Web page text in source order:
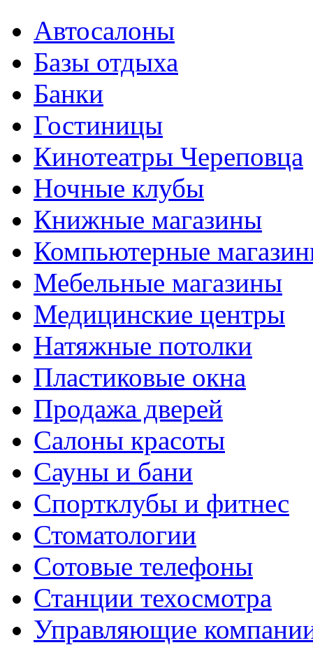
Автосалоны
Базы отдыха
Банки
Гостиницы
Кинотеатры Череповца
Ночные клубы
Книжные магазины
Компьютерные
Мебельные магазины
Медицинские центры
Натяжные потолки
Пластиковые окна
Продажа дверей
Салоны красоты
Сауны и бани
Спортклубы и фитнес
Стоматологии
Сотовые телефоны
Станции техосмотра
Управляющие